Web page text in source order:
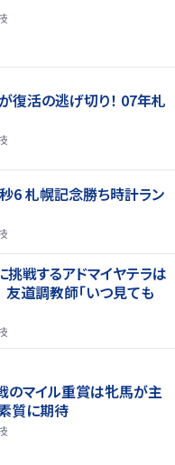
復活の逃げ切り！ 07年札
6 札幌記念勝ち時計ラン
挑戦するアドマイヤテラは
道調教師「いつ見ても
のマイル重賞は牝馬が主
質に期待